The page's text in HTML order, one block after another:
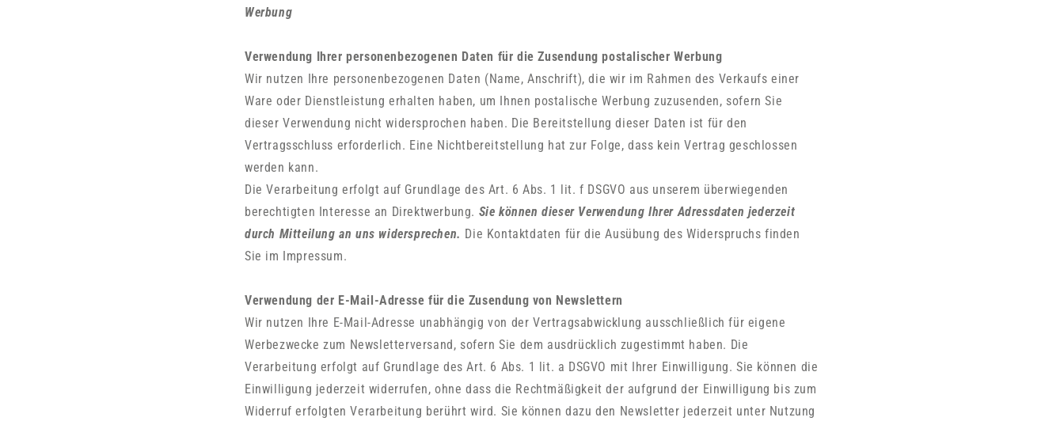
Werbung
Verwendung Ihrer personenbezogenen Daten für die Zusendung postalischer Werbung
Wir nutzen Ihre personenbezogenen Daten (Name, Anschrift), die wir im Rahmen des Verkaufs einer
Ware oder Dienstleistung erhalten haben, um Ihnen postalische Werbung zuzusenden, sofern Sie
dieser Verwendung nicht widersprochen haben. Die Bereitstellung dieser Daten ist für den
Vertragsschluss erforderlich. Eine Nichtbereitstellung hat zur Folge, dass kein Vertrag geschlossen
werden kann.
Die Verarbeitung erfolgt auf Grundlage des Art. 6 Abs. 1 lit. f DSGVO aus unserem überwiegenden
berechtigten Interesse an Direktwerbung. Sie können dieser Verwendung Ihrer Adressdaten jederzeit
durch Mitteilung an uns widersprechen. Die Kontaktdaten für die Ausübung des Widerspruchs finden
Sie im Impressum.
Verwendung der E-Mail-Adresse für die Zusendung von Newslettern
Wir nutzen Ihre E-Mail-Adresse unabhängig von der Vertragsabwicklung ausschließlich für eigene
Werbezwecke zum Newsletterversand, sofern Sie dem ausdrücklich zugestimmt haben. Die
Verarbeitung erfolgt auf Grundlage des Art. 6 Abs. 1 lit. a DSGVO mit Ihrer Einwilligung. Sie können die
Einwilligung jederzeit widerrufen, ohne dass die Rechtmäßigkeit der aufgrund der Einwilligung bis zum
Widerruf erfolgten Verarbeitung berührt wird. Sie können dazu den Newsletter jederzeit unter Nutzung